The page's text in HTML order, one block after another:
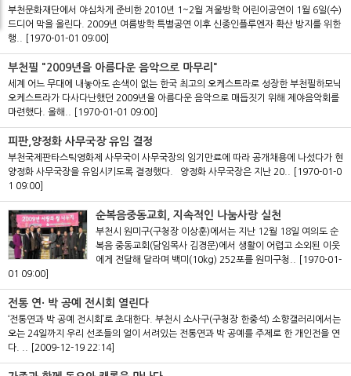
부천문화재단에서 야심차게 준비한 2010년 1~2월 겨울방학 어린이공연이 1월 6일(수)
드디어 막을 올린다. 2009년 여름방학 특별공연 이후 신종인플루엔자 확산 방지를 위한
행..
[1970-01-01 09:00]
부천필 "2009년을 아름다운 음악으로 마무리"
세계 어느 무대에 내놓아도 손색이 없는 한국 최고의 오케스트라로 성장한 부천필하모닉
오케스트라가 다사다난했던 2009년을 아름다운 음악으로 매듭짓기 위해 제야음악회를
마련했다. 올해..
[1970-01-01 09:00]
피판,양정화 사무국장 유임 결정
부천국제판타스틱영화제 사무국이 사무국장의 임기만료에 따라 공개채용에 나섰다가 현
양정화 사무국장을 유임시키도록 결정했다. 양정화 사무국장은 지난 20..
[1970-01-0
1 09:00]
순복음중동교회, 지속적인 나눔사랑 실천
부천시 원미구(구청장 이상훈)에서는 지난 12월 18일 여의도 순
복음 중동교회(담임목사 김경문)에서 생활이 어렵고 소외된 이웃
에게 전달해 달라며 백미(10kg) 252포를 원미구청..
[1970-01-
01 09:00]
전통 연· 박 공예 전시회 열린다
‘전통연과 박 공예 전시회’로 초대한다. 부천시 소사구(구청장 한중석) 소향갤러리에서는
오는 24일까지 우리 선조들의 얼이 서려있는 전통연과 박 공예를 주제로 한 개인전을 연
다. ..
[2009-12-19 22:14]